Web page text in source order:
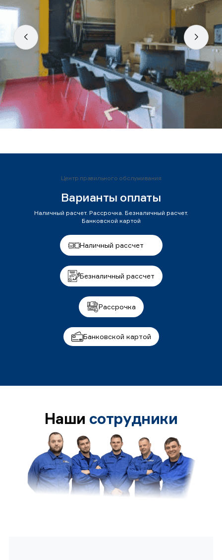
Центр правильного обслуживания
Варианты оплаты
Наличный расчет. Рассрочка. Безналичный расчет.
Банковской картой
Наличный рассчет
Безналичный рассчет
Рассрочка
Банковской картой
Наши сотрудники